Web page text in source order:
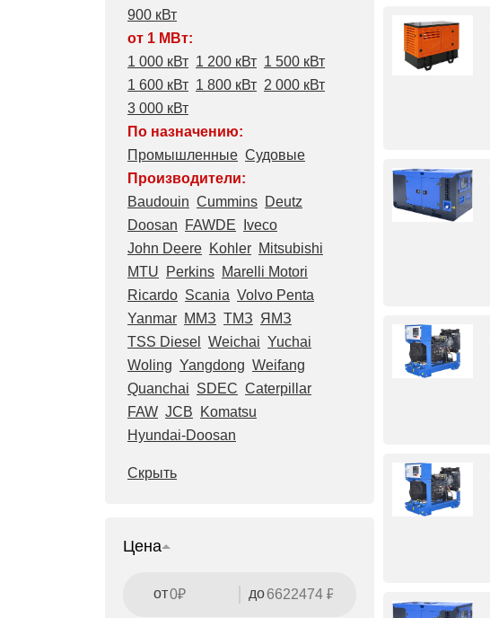
900 кВт
от 1 МВт:
1 000 кВт 1 200 кВт 1 500 кВт
1 600 кВт 1 800 кВт 2 000 кВт
3 000 кВт
По назначению:
Промышленные Судовые
Производители:
Baudouin Cummins Deutz
Doosan
FAWDE
Iveco
John Deere Kohler Mitsubishi
MTU
Perkins Marelli Motori
Ricardo Scania Volvo Penta
Yanmar ММЗ ТМЗ ЯМЗ
TSS Diesel
Weichai Yuchai
Woling Yangdong Weifang
Quanchai SDEC Caterpillar
FAW JCB
Komatsu
Hyundai-Doosan
Скрыть
Цена
от до